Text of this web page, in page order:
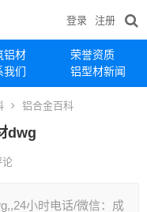
铝材
荣誉资质
我们 铝型材新闻
登录 注册
铝合金百科
dwg
论
小时电话/微信：成